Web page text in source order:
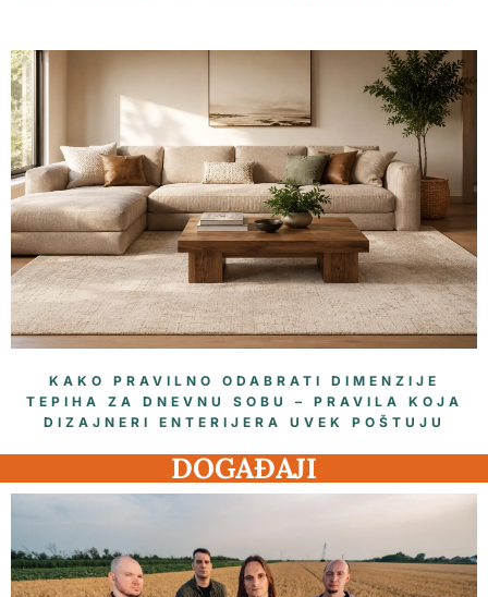
KAKO PRAVILNO ODABRATI DIMENZIJE
TEPIHA ZA DNEVNU SOBU – PRAVILA KOJA
DIZAJNERI ENTERIJERA UVEK POŠTUJU
DOGAĐAJI